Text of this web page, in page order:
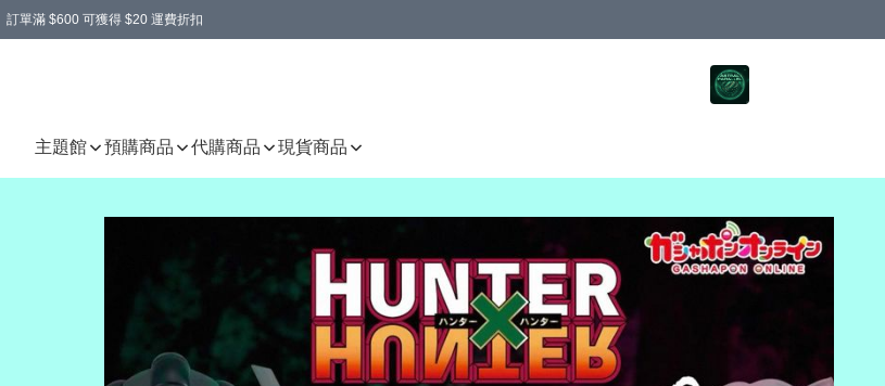
訂單滿 $600 可獲得 $20 運費折扣
主題館 預購商品 代購商品 現貨商品